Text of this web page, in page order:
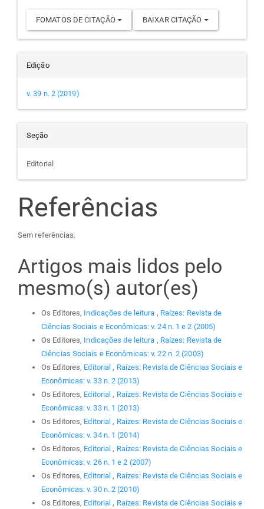
FOMATOS DE CITAÇÃO BAIXAR CITAÇÃO
Edição
v. 39 n. 2 (2019)
Seção
Editorial
Referências
Sem referências.
Artigos mais lidos pelo
mesmo(s) autor(es)
Os Editores, Indicações de leitura , Raízes: Revista de
Ciências Sociais e Econômicas: v. 24 n. 1 e 2 (2005)
Os Editores, Indicações de leitura , Raízes: Revista de
Ciências Sociais e Econômicas: v. 22 n. 2 (2003)
Os Editores, Editorial , Raízes: Revista de Ciências Sociais e
Econômicas: v. 33 n. 2 (2013)
Os Editores, Editorial , Raízes: Revista de Ciências Sociais e
Econômicas: v. 33 n. 1 (2013)
Os Editores, Editorial , Raízes: Revista de Ciências Sociais e
Econômicas: v. 34 n. 1 (2014)
Os Editores, Editorial , Raízes: Revista de Ciências Sociais e
Econômicas: v. 26 n. 1 e 2 (2007)
Os Editores, Editorial , Raízes: Revista de Ciências Sociais e
Econômicas: v. 30 n. 2 (2010)
Os Editores, Editorial , Raízes: Revista de Ciências Sociais e